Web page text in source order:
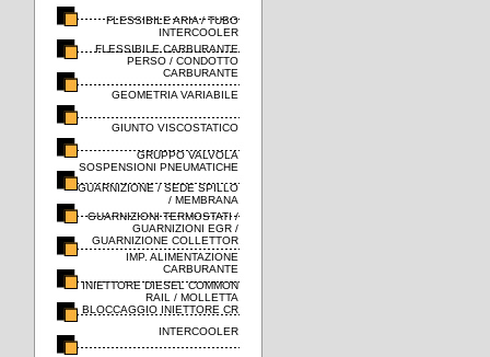
FLESSIBILE ARIA / TUBO
INTERCOOLER
FLESSIBILE CARBURANTE
PERSO / CONDOTTO
CARBURANTE
GEOMETRIA VARIABILE
GIUNTO VISCOSTATICO
GRUPPO VALVOLA
SOSPENSIONI PNEUMATICHE
GUARNIZIONE / SEDE SPILLO
/ MEMBRANA
GUARNIZIONI TERMOSTATI /
GUARNIZIONI EGR /
GUARNIZIONE COLLETTOR
IMP. ALIMENTAZIONE
CARBURANTE
INIETTORE DIESEL COMMON
RAIL / MOLLETTA
BLOCCAGGIO INIETTORE CR
INTERCOOLER